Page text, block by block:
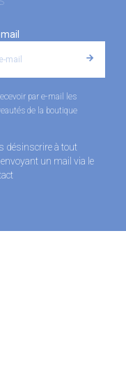
par e-mail les
de la boutique
désinscrire à tout
un mail via le